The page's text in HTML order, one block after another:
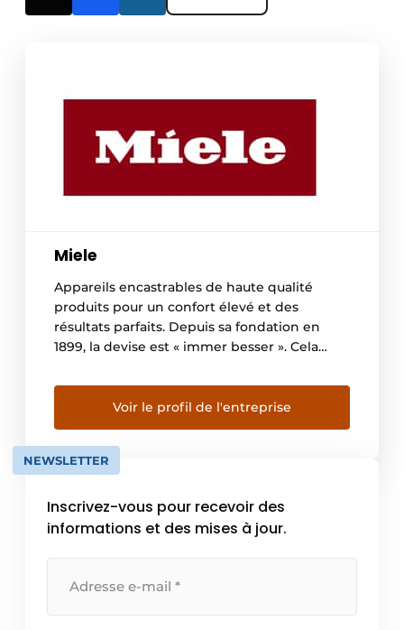
Miele
Appareils encastrables de haute qualité
produits pour un confort élevé et des
résultats parfaits. Depuis sa fondation en
1899, la devise est « immer besser ». Cela
tout le temps ». Fidèle à cette philosophie,
Miele fabrique des produits d’une qualité
presque proverbiale. Pour nos clients, cela
signifie […]
Voir le profil de l'entreprise
NEWSLETTER
Inscrivez-vous pour recevoir des
informations et des mises à jour.